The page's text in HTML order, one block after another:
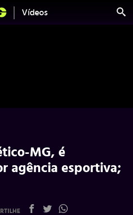
Vídeos
MG, é
agência esportiva;